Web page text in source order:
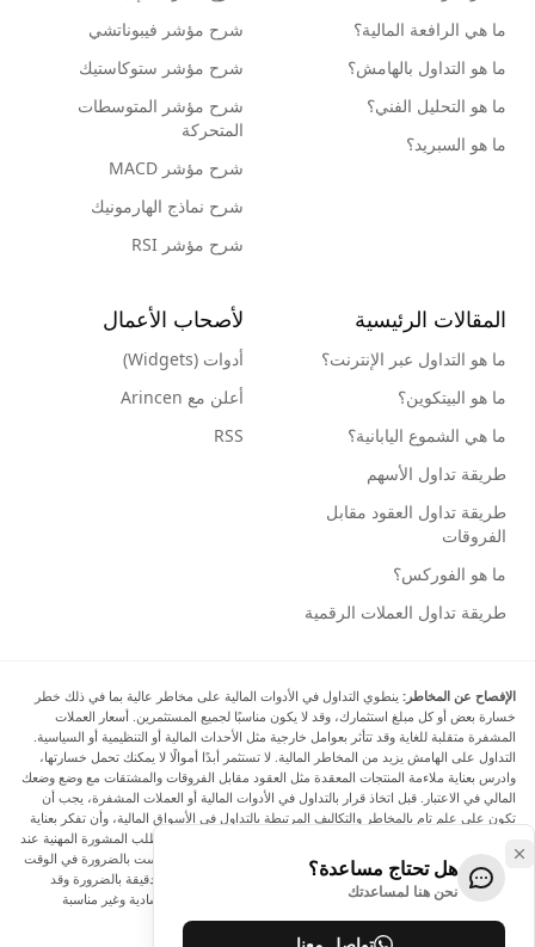
ما هي الرافعة المالية؟
ما هو التداول بالهامش؟
ما هو التحليل الفني؟
ما هو السبريد؟
شرح مؤشر فيبوناتشي
شرح مؤشر ستوكاستيك
شرح مؤشر المتوسطات
المتحركة
شرح مؤشر MACD
شرح نماذج الهارمونيك
شرح مؤشر RSI
المقالات الرئيسية
ما هو التداول عبر الإنترنت؟
ما هو البيتكوين؟
ما هي الشموع اليابانية؟
طريقة تداول الأسهم
طريقة تداول العقود مقابل
الفروقات
ما هو الفوركس؟
طريقة تداول العملات الرقمية
لأصحاب الأعمال
أدوات (Widgets)
أعلن مع Arincen
RSS
الإفصاح عن المخاطر: ينطوي التداول في الأدوات المالية على مخاطر عالية بما في ذلك خطر
خسارة بعض أو كل مبلغ استثمارك، وقد لا يكون مناسبًا لجميع المستثمرين. أسعار العملات
المشفرة متقلبة للغاية وقد تتأثر بعوامل خارجية مثل الأحداث المالية أو التنظيمية أو السياسية.
التداول على الهامش يزيد من المخاطر المالية. لا تستثمر أبدًا أموالًا لا يمكنك تحمل خسارتها،
وادرس بعناية ملاءمة المنتجات المعقدة مثل العقود مقابل الفروقات والمشتقات مع وضع وضعك
المالي في الاعتبار. قبل اتخاذ قرار بالتداول في الأدوات المالية أو العملات المشفرة، يجب أن
تكون على علم تام بالمخاطر والتكاليف المرتبطة بالتداول في الأسواق المالية، وأن تفكر بعناية
في أهدافك الاستثمارية ومستوى خبرتك ورغبتك في المخاطرة، وأن تطلب المشورة المهنية عند
الحاجة. تود Arincen أن تذكرك بأن البيانات الواردة في هذا الموقع ليست بالضرورة في الوقت
الفعلي وليست دقيقة. البيانات والأسعار الموجودة على الموقع ليست دقيقة بالضرورة وقد
تختلف عن السعر الفعلي في أي سوق معينة، مما يعني أن الأسعار إرشادية وغير مناسبة
لأغراض التداول.
هل تحتاج مساعدة؟
نحن هنا لمساعدتك